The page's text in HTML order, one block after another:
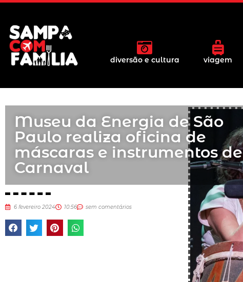
diversão e cultura viagem
Museu da Energia de São
Paulo realiza oficina de
máscaras e instrumentos de
Carnaval
6 fevereiro 2024 10:56 sem comentários